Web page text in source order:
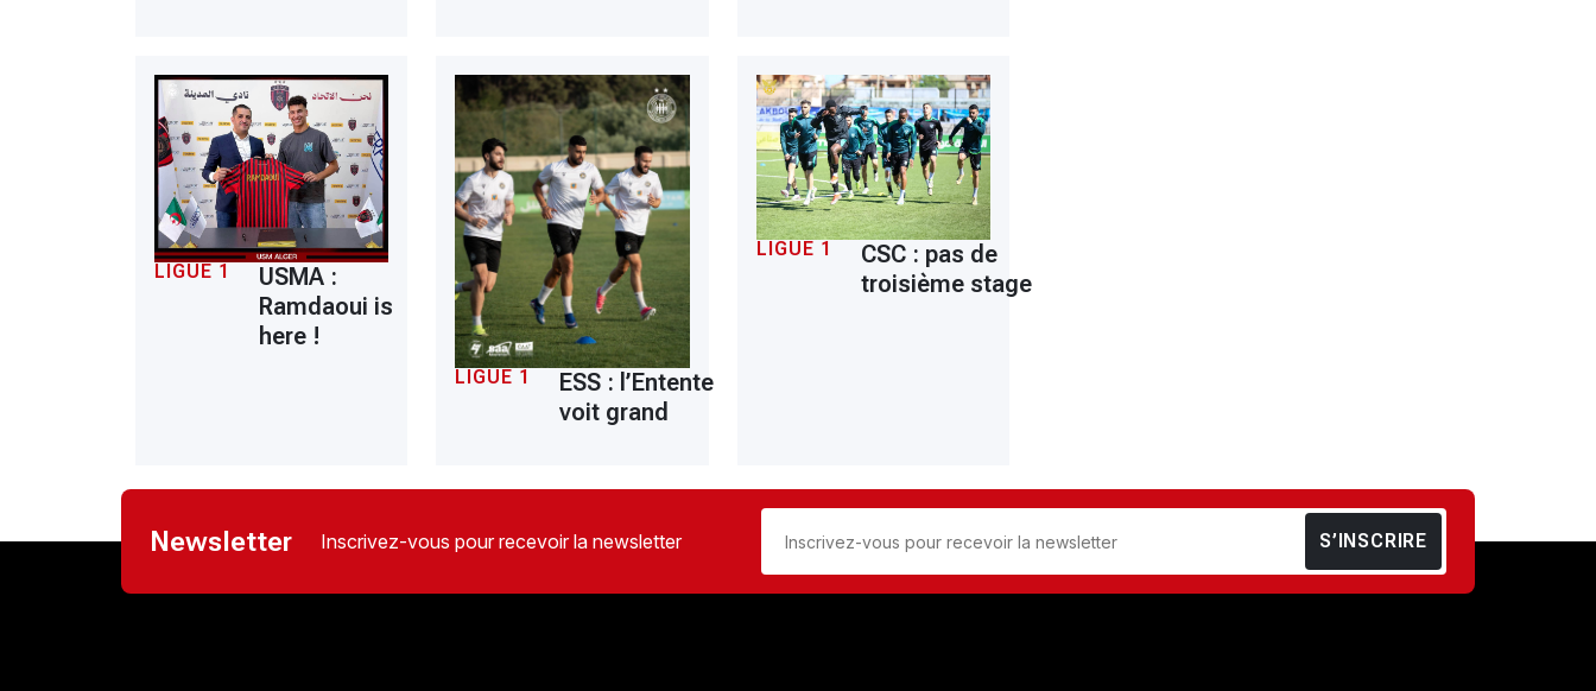
LIGUE 1
USMA :
Ramdaoui is
here !
LIGUE 1
ESS : l’Entente
voit grand
LIGUE 1
CSC : pas de
troisième stage
Newsletter Inscrivez-vous pour recevoir la newsletter S’INSCRIRE